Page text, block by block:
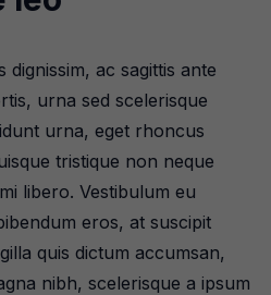
ac sagittis ante
urna sed scelerisque
urna, eget rhoncus
tristique non neque
libero. Vestibulum eu
eros, at suscipit
quis dictum accumsan,
nibh, scelerisque a ipsum